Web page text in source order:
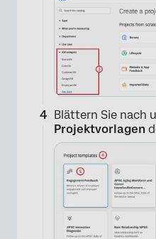
Blättern Sie nach
Projektvorlagen